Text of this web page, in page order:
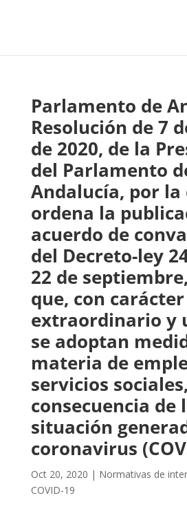
Parlamento de
Resolución de 7
de 2020, de la
del Parlamento
Andalucía, por la
ordena la
acuerdo de
del Decreto-ley
22 de
que, con carácter
extraordinario y
se adoptan
materia de
servicios
consecuencia de
situación
coronavirus
Oct 20, 2020 | Normativas de
COVID-19